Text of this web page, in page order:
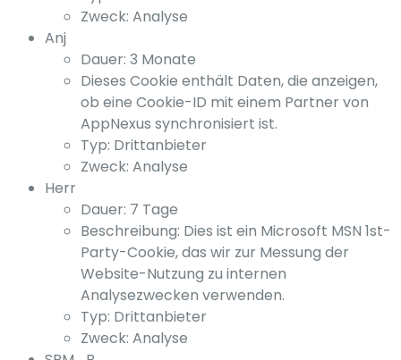
Zweck: Analyse
Anj
Dauer: 3 Monate
Dieses Cookie enthält Daten, die anzeigen,
ob eine Cookie-ID mit einem Partner von
AppNexus synchronisiert ist.
Typ: Drittanbieter
Zweck: Analyse
Herr
Dauer: 7 Tage
Beschreibung: Dies ist ein Microsoft MSN 1st-
Party-Cookie, das wir zur Messung der
Website-Nutzung zu internen
Analysezwecken verwenden.
Typ: Drittanbieter
Zweck: Analyse